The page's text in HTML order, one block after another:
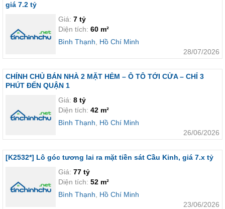
giá 7.2 tỷ
Giá: 7 tỷ
Diện tích: 60 m²
Bình Thạnh
Hồ Chí Minh
28/07/2026
CHÍNH CHỦ BÁN NHÀ 2 MẶT HẺM – Ô TÔ TỚI CỬA – CHỈ 3
PHÚT ĐẾN QUẬN 1
Giá: 8 tỷ
Diện tích: 42 m²
Bình Thạnh
Hồ Chí Minh
26/06/2026
[K2532*] Lô góc tương lai ra mặt tiền sát Cầu Kinh, giá 7.x tỷ
Giá: 77 tỷ
Diện tích: 52 m²
Bình Thạnh
Hồ Chí Minh
23/06/2026